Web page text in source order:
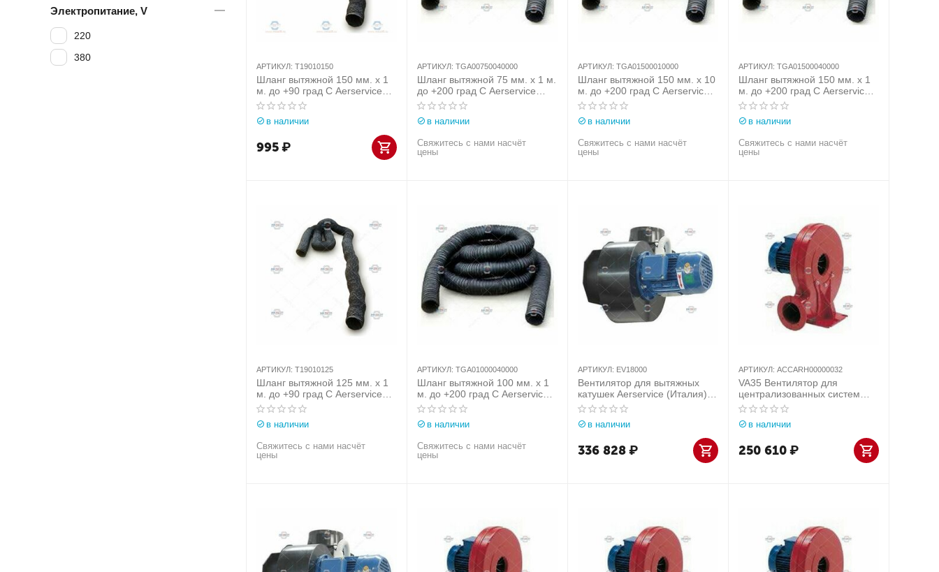
АРТИКУЛ: T19010150
Шланг вытяжной 150 мм. х 1
м. до +90 град С Aerservice
(Италия) арт. T19010150
в наличии
995₽
АРТИКУЛ: TGA00750040000
Шланг вытяжной 75 мм. х 1 м.
до +200 град С Aerservice
(Италия) арт.
TGA00750040000
в наличии
Свяжитесь с нами насчёт
цены
АРТИКУЛ: TGA01500010000
Шланг вытяжной 150 мм. х 10
м. до +200 град С Aerservice
(Италия) арт.
TGA01500010000
в наличии
Свяжитесь с нами насчёт
цены
АРТИКУЛ: TGA01500040000
Шланг вытяжной 150 мм. х 1
м. до +200 град С Aerservice
(Италия) арт.
TGA01500040000
в наличии
Свяжитесь с нами насчёт
цены
АРТИКУЛ: T19010125
Шланг вытяжной 125 мм. х 1
м. до +90 град С Aerservice
(Италия) арт. T19010125
в наличии
Свяжитесь с нами насчёт
цены
АРТИКУЛ: TGA01000040000
Шланг вытяжной 100 мм. х 1
м. до +200 град С Aerservice
(Италия) арт.
TGA01000040000
в наличии
Свяжитесь с нами насчёт
цены
АРТИКУЛ: EV18000
Вентилятор для вытяжных
катушек Aerservice (Италия)
арт. EV18000
в наличии
336 828₽
АРТИКУЛ: ACCARH00000032
VA35 Вентилятор для
централизованных систем
Aerservice (Италия) арт.
ACCARH00000032
в наличии
250 610₽
Электропитание, V
220
380